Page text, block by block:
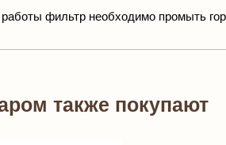
фильтр необходимо промыть
также покупают